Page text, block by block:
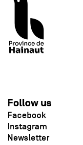
Follow us
Facebook
Instagram
Newsletter